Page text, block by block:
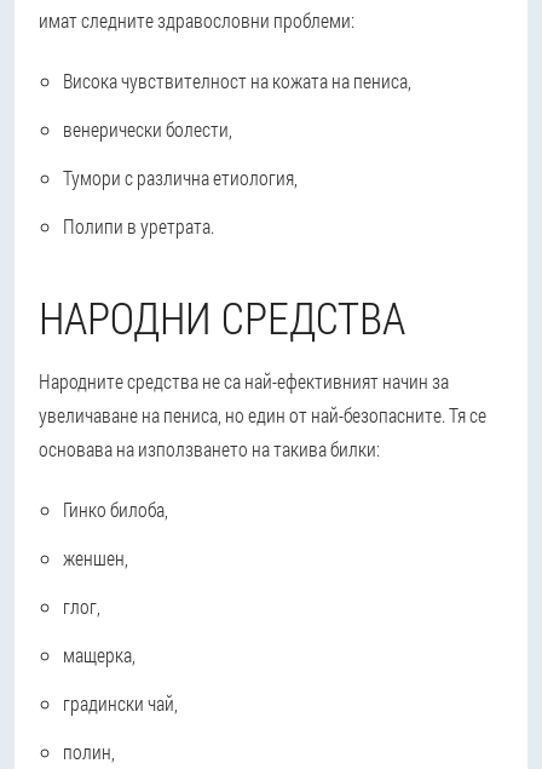
имат следните здравословни проблеми:
Висока чувствителност на кожата на пениса,
венерически болести,
Тумори с различна етиология,
Полипи в уретрата.
НАРОДНИ СРЕДСТВА
Народните средства не са най-ефективният начин за
увеличаване на пениса, но един от най-безопасните. Тя се
основава на използването на такива билки:
Гинко билоба,
женшен,
глог,
мащерка,
градински чай,
полин,